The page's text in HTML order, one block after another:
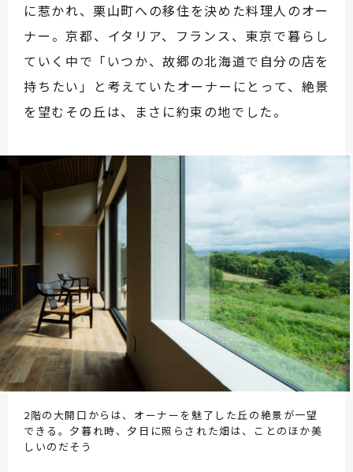
に惹かれ、栗山町への移住を決めた料理人のオー
ナー。京都、イタリア、フランス、東京で暮らし
ていく中で「いつか、故郷の北海道で自分の店を
持ちたい」と考えていたオーナーにとって、絶景
を望むその丘は、まさに約束の地でした。
2階の大開口からは、オーナーを魅了した丘の絶景が一望
できる。夕暮れ時、夕日に照らされた畑は、ことのほか美
しいのだそう